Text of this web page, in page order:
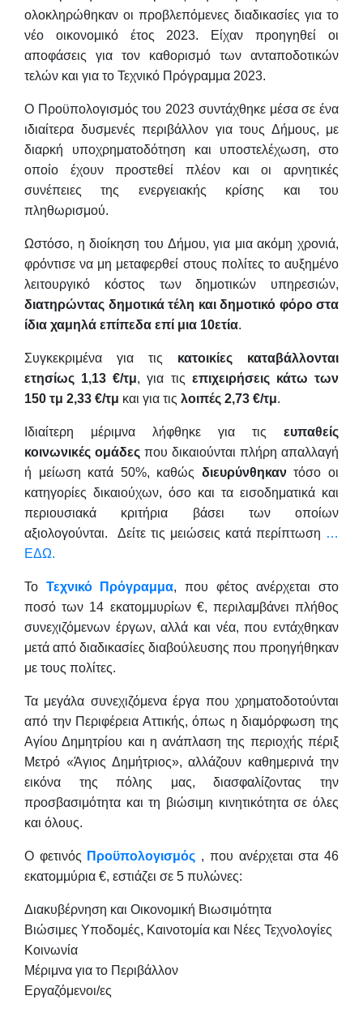
ολοκληρώθηκαν οι προβλεπόμενες διαδικασίες για το
νέο οικονομικό έτος 2023. Είχαν προηγηθεί οι
αποφάσεις για τον καθορισμό των ανταποδοτικών
τελών και για το Τεχνικό Πρόγραμμα 2023.
Ο Προϋπολογισμός του 2023 συντάχθηκε μέσα σε ένα
ιδιαίτερα δυσμενές περιβάλλον για τους Δήμους, με
διαρκή υποχρηματοδότηση και υποστελέχωση, στο
οποίο έχουν προστεθεί πλέον και οι αρνητικές
συνέπειες της ενεργειακής κρίσης και του
πληθωρισμού.
Ωστόσο, η διοίκηση του Δήμου, για μια ακόμη χρονιά,
φρόντισενα μη μεταφερθεί στους πολίτες το αυξημένο
λειτουργικό κόστος των δημοτικών υπηρεσιών,
διατηρώντας δημοτικά τέλη και δημοτικό φόρο στα
ίδια χαμηλά επίπεδα επί μια 10ετία.
Συγκεκριμένα για τις κατοικίες καταβάλλονται
ετησίως 1,13 €/τμ, για τις επιχειρήσεις κάτω των
150 τμ 2,33 €/τμ και για τις λοιπές 2,73 €/τμ.
Ιδιαίτερη μέριμνα λήφθηκε για τις ευπαθείς
κοινωνικές ομάδες που δικαιούνται πλήρη απαλλαγή
ή μείωση κατά 50%, καθώς διευρύνθηκαντόσο οι
κατηγορίες δικαιούχων, όσο και τα εισοδηματικά και
περιουσιακά κριτήρια βάσει των οποίων
αξιολογούνται. Δείτε τις μειώσεις κατά περίπτωση …
ΕΔΩ.
Το Τεχνικό Πρόγραμμα, που φέτος ανέρχεται στο
ποσό των 14 εκατομμυρίων €, περιλαμβάνει πλήθος
συνεχιζόμενων έργων, αλλά και νέα, που εντάχθηκαν
μετά από διαδικασίες διαβούλευσης που προηγήθηκαν
με τους πολίτες.
Τα μεγάλα συνεχιζόμενα έργα που χρηματοδοτούνται
από την Περιφέρεια Αττικής, όπως η διαμόρφωση της
Αγίου Δημητρίου και η ανάπλαση της περιοχής πέριξ
Μετρό «Άγιος Δημήτριος», αλλάζουν καθημερινά την
εικόνα της πόλης μας, διασφαλίζοντας την
προσβασιμότητα και τη βιώσιμη κινητικότητα σε όλες
και όλους.
Ο φετινός Προϋπολογισμός , που ανέρχεται στα 46
εκατομμύρια €, εστιάζει σε 5 πυλώνες:
Διακυβέρνηση και Οικονομική Βιωσιμότητα
Βιώσιμες Υποδομές, Καινοτομία και Νέες Τεχνολογίες
Κοινωνία
Μέριμνα για το Περιβάλλον
Εργαζόμενοι/ες